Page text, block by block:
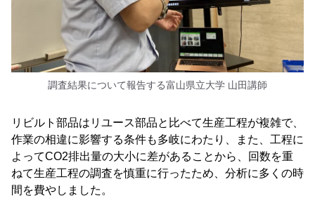
調査結果について報告する富山県立大学 山田講師
リビルト部品はリユース部品と比べて生産工程が複雑で、
作業の相違に影響する条件も多岐にわたり、また、工程に
よってCO2排出量の大小に差があることから、回数を重
ねて生産工程の調査を慎重に行ったため、分析に多くの時
間を費やしました。